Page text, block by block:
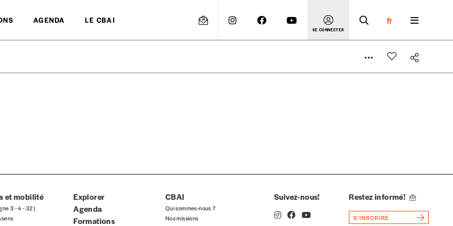
AGENDA LE CBAI
SE CONNECTER
fr
indicatif. De cette manière, vous soutenez le travail de l’équipe de rédaction selon vos moyens et vos motivations.
et mobilité
3 - 4 - 32 |
Explorer
Agenda
Formations
CBAI
Qui sommes-nous ?
Nos missions
Suivez-nous! Restez informé!
S'INSCRIRE